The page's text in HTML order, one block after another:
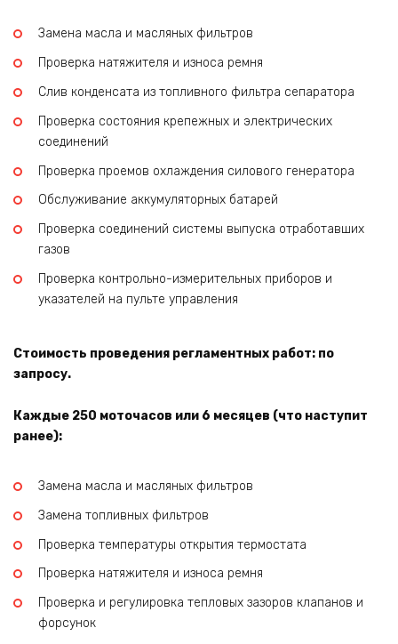
Замена масла и масляных фильтров
Проверка натяжителя и износа ремня
Слив конденсата из топливного фильтра сепаратора
Проверка состояния крепежных и электрических
соединений
Проверка проемов охлаждения силового генератора
Обслуживание аккумуляторных батарей
Проверка соединений системы выпуска отработавших
газов
Проверка контрольно-измерительных приборов и
указателей на пульте управления
Стоимость проведения регламентных работ: по
запросу.
Каждые 250 моточасов или 6 месяцев (что наступит
ранее):
Замена масла и масляных фильтров
Замена топливных фильтров
Проверка температуры открытия термостата
Проверка натяжителя и износа ремня
Проверка и регулировка тепловых зазоров клапанов и
форсунок